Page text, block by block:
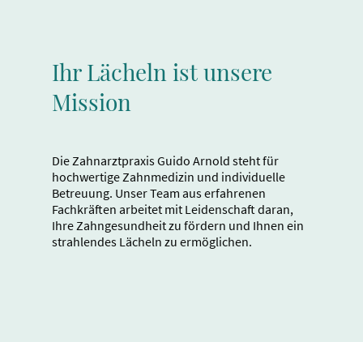
Ihr Lächeln ist unsere
Mission
Die Zahnarztpraxis Guido Arnold steht für
hochwertige Zahnmedizin und individuelle
Betreuung. Unser Team aus erfahrenen
Fachkräften arbeitet mit Leidenschaft daran,
Ihre Zahngesundheit zu fördern und Ihnen ein
strahlendes Lächeln zu ermöglichen.